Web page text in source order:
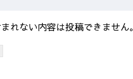
れない内容は投稿できません。